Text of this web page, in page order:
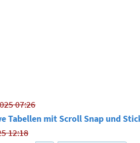
07:26
Tabellen mit Scroll Snap und
12:18